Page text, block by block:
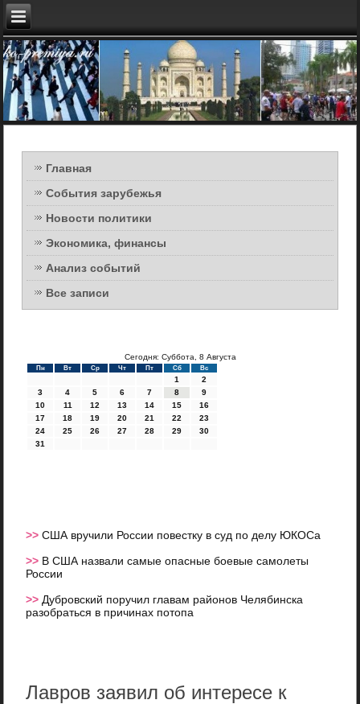
Главная
События зарубежья
Новости политики
Экономика, финансы
Анализ событий
Все записи
Сегодня: Суббота, 8 Августа
Пн Вт Ср Чт Пт Сб Вс
1
2
3
4 5 6 7 8
9
10
11 12 13 14 15
16
17
18 19 20 21 22
23
24
25 26 27 28 29
30
31
>>США вручили России повестку в суд по делу ЮКОСа
>> В США назвали самые опасные боевые самолеты
России
>> Дубровский поручил главам районов Челябинска
разобраться в причинах потопа
Лавров заявил об интересе к